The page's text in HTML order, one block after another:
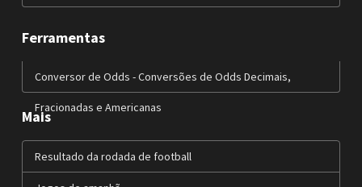
Ferramentas
Conversor de Odds - Conversões de Odds Decimais,
Fracionadas e Americanas
Mais
Resultado da rodada de football